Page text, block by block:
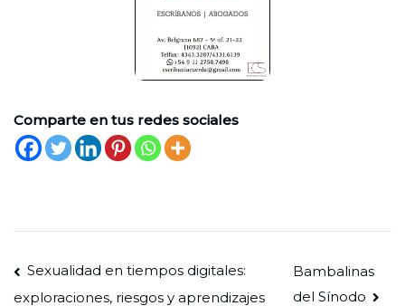
Comparte en tus redes sociales
Navegación
Sexualidad en tiempos digitales:
exploraciones, riesgos y aprendizajes
Bambalinas
del Sínodo